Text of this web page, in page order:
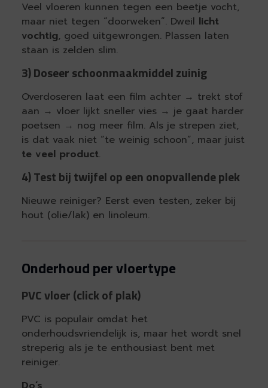
Veel vloeren kunnen tegen een beetje vocht,
maar niet tegen “doorweken”. Dweil licht
vochtig, goed uitgewrongen. Plassen laten
staan is zelden slim.
3) Doseer schoonmaakmiddel zuinig
Overdoseren laat een film achter → trekt stof
aan → vloer lijkt sneller vies → je gaat harder
poetsen → nog meer film. Als je strepen ziet,
is dat vaak niet “te weinig schoon”, maar juist
te veel product.
4) Test bij twijfel op een onopvallende plek
Nieuwe reiniger? Eerst even testen, zeker bij
hout (olie/lak) en linoleum.
Onderhoud per vloertype
PVC vloer (click of plak)
PVC is populair omdat het
onderhoudsvriendelijk is, maar het wordt snel
streperig als je te enthousiast bent met
reiniger.